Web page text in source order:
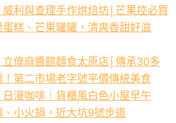
威利與查理手作烘焙坊│芒果控必買
糕、芒果罐罐，清爽香甜好滋
立偉麻醬館麵食太原店│傳承30多
第二市場老字號平價傳統美食
日漫咖啡｜貨櫃風白色小屋早午
小火鍋，近大坑9號步道